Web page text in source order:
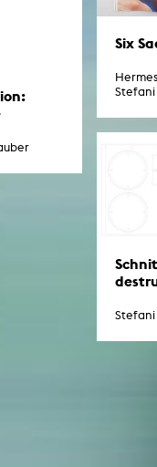
Six
Stefani
Stefani